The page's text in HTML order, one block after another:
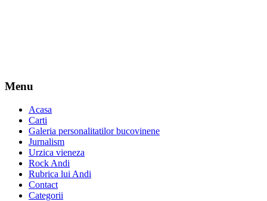
Menu
Acasa
Carti
Galeria personalitatilor bucovinene
Jurnalism
Urzica vieneza
Rock Andi
Rubrica lui Andi
Contact
Categorii